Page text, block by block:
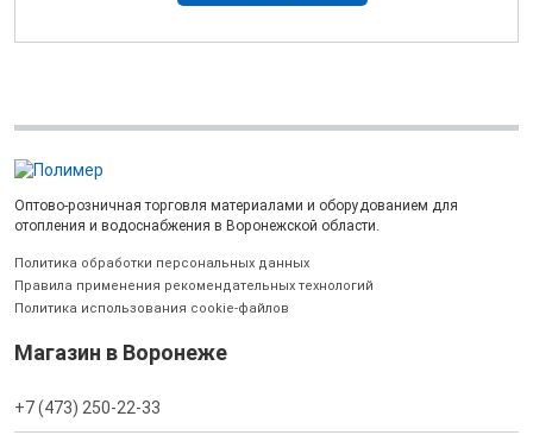
Оптово-розничная торговля материалами и оборудованием для
отопления и водоснабжения в Воронежской области.
Политика обработки персональных данных
Правила применения рекомендательных технологий
Политика использования cookie-файлов
Магазин в Воронеже
+7 (473) 250-22-33